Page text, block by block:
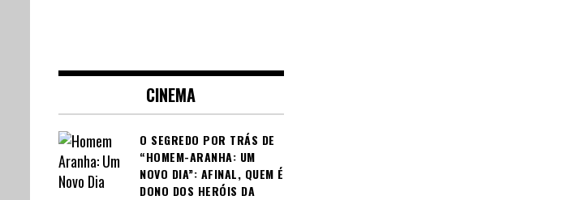
CINEMA
O SEGREDO POR TRÁS DE
“HOMEM-ARANHA: UM
NOVO DIA”: AFINAL, QUEM É
DONO DOS HERÓIS DA